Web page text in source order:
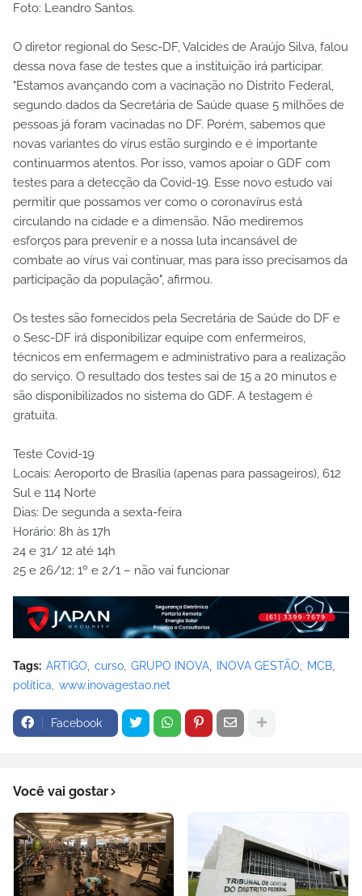
Foto: Leandro Santos.
O diretor regional do Sesc-DF, Valcides de Araújo Silva, falou
dessa nova fase de testes que a instituição irá participar.
"Estamos avançando com a vacinação no Distrito Federal,
segundo dados da Secretária de Saúde quase 5 milhões de
pessoas já foram vacinadas no DF. Porém, sabemos que
novas variantes do vírus estão surgindo e é importante
continuarmos atentos. Por isso, vamos apoiar o GDF com
testes para a detecção da Covid-19. Esse novo estudo vai
permitir que possamos ver como o coronavírus está
circulando na cidade e a dimensão. Não mediremos
esforços para prevenir e a nossa luta incansável de
combate ao vírus vai continuar, mas para isso precisamos da
participação da população", afirmou.
Os testes são fornecidos pela Secretária de Saúde do DF e
o Sesc-DF irá disponibilizar equipe com enfermeiros,
técnicos em enfermagem e administrativo para a realização
do serviço. O resultado dos testes sai de 15 a 20 minutos e
são disponibilizados no sistema do GDF. A testagem é
gratuita.
Teste Covid-19
Locais: Aeroporto de Brasília (apenas para passageiros), 612
Sul e 114 Norte
Dias: De segunda a sexta-feira
Horário: 8h às 17h
24 e 31/ 12 até 14h
25 e 26/12; 1º e 2/1 – não vai funcionar
Tags: ARTIGO curso GRUPO INOVA INOVA GESTÃO
MCB
política
www.inovagestao.net
Facebook
Você vai gostar